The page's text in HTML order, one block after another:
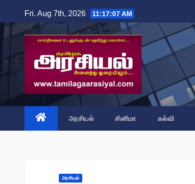
to
content
Fri. Aug 7th, 2026 11:17:08 AM
அரசியல் சினிமா கல்வி
அரசியல்